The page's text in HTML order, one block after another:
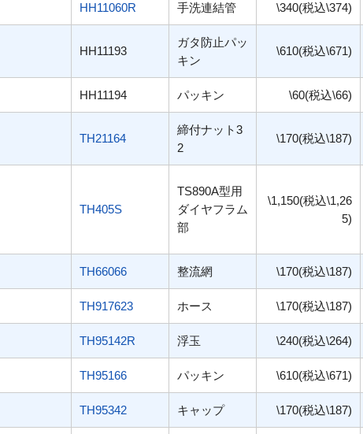
HH11060R 手洗連結管 \340(税込\374)
HH11193
ガタ防止パッ
キン
\610(税込\671)
HH11194 パッキン \60(税込\66)
TH21164
締付ナット3
2
\170(税込\187)
TH405S
TS890A型用
ダイヤフラム
部
\1,150(税込\1,26
5)
TH66066 整流網 \170(税込\187)
TH917623 ホース \170(税込\187)
TH95142R 浮玉 \240(税込\264)
TH95166 パッキン \610(税込\671)
TH95342 キャップ \170(税込\187)